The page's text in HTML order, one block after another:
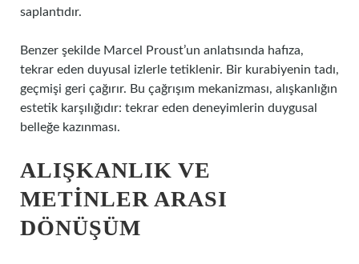
saplantıdır.
Benzer şekilde Marcel Proust’un anlatısında hafıza,
tekrar eden duyusal izlerle tetiklenir. Bir kurabiyenin tadı,
geçmişi geri çağırır. Bu çağrışım mekanizması, alışkanlığın
estetik karşılığıdır: tekrar eden deneyimlerin duygusal
belleğe kazınması.
ALIŞKANLIK VE
METINLER ARASI
DÖNÜŞÜM